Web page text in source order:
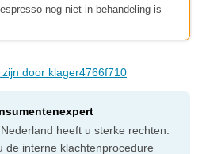
nog niet in behandeling is
door klager4766f710
heeft u sterke rechten.
de interne klachtenprocedure